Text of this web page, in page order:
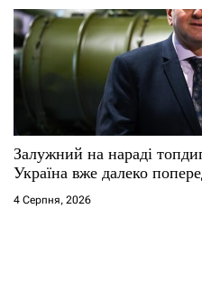
Залужний на нараді
Україна вже далеко
4 Серпня, 2026